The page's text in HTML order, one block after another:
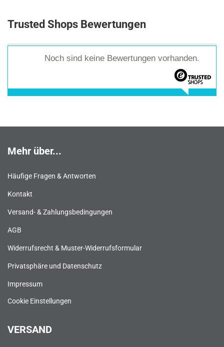
Trusted Shops Bewertungen
Noch sind keine Bewertungen vorhanden.
Mehr über...
Häufige Fragen & Antworten
Kontakt
Versand- & Zahlungsbedingungen
AGB
Widerrufsrecht & Muster-Widerrufsformular
Privatsphäre und Datenschutz
Impressum
Cookie Einstellungen
VERSAND